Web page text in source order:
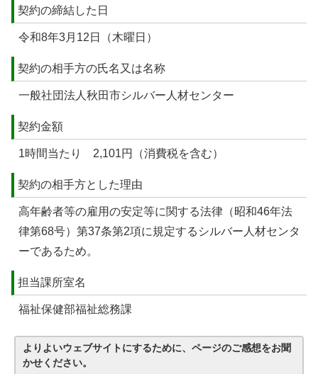
契約の締結した日
令和8年3月12日（木曜日）
契約の相手方の氏名又は名称
一般社団法人秋田市シルバー人材センター
契約金額
1時間当たり 2,101円（消費税を含む）
契約の相手方とした理由
高年齢者等の雇用の安定等に関する法律（昭和46年法
律第68号）第37条第2項に規定するシルバー人材センタ
ーであるため。
担当課所室名
福祉保健部福祉総務課
よりよいウェブサイトにするために、ページのご感想をお聞
かせください。